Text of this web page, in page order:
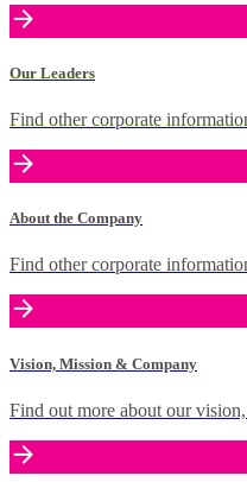
Our Leaders
Find other corporate
About the Company
Find other corporate
Vision, Mission & Company
Find out more about our